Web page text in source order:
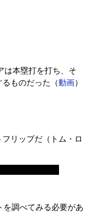
は本塁打を打ち、そ
ものだった（動画）
リップだ（トム・ロ
調べてみる必要があ